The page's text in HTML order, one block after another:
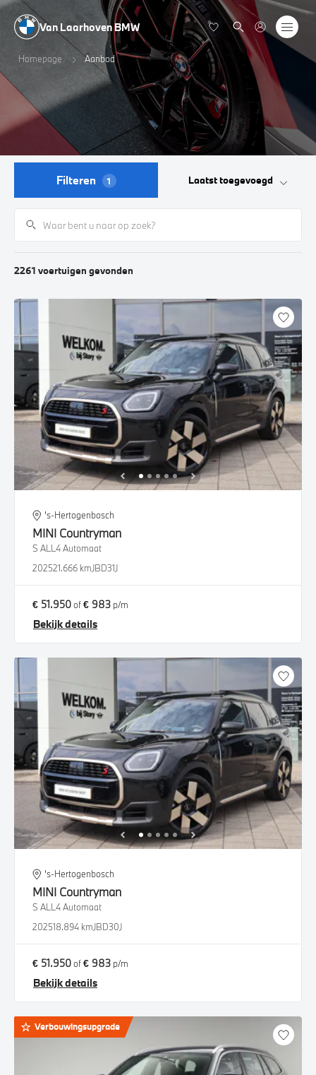
Van Laarhoven BMW
Homepage Aanbod
Filteren 1 Laatst toegevoegd
2261 voertuigen gevonden
's-Hertogenbosch
MINI Countryman
S ALL4 Automaat
202521.666 kmJBD31J
€ 51.950of€ 983 p/m
Bekijk details
's-Hertogenbosch
MINI Countryman
S ALL4 Automaat
202518.894 kmJBD30J
€ 51.950of€ 983 p/m
Bekijk details
Verbouwingsupgrade